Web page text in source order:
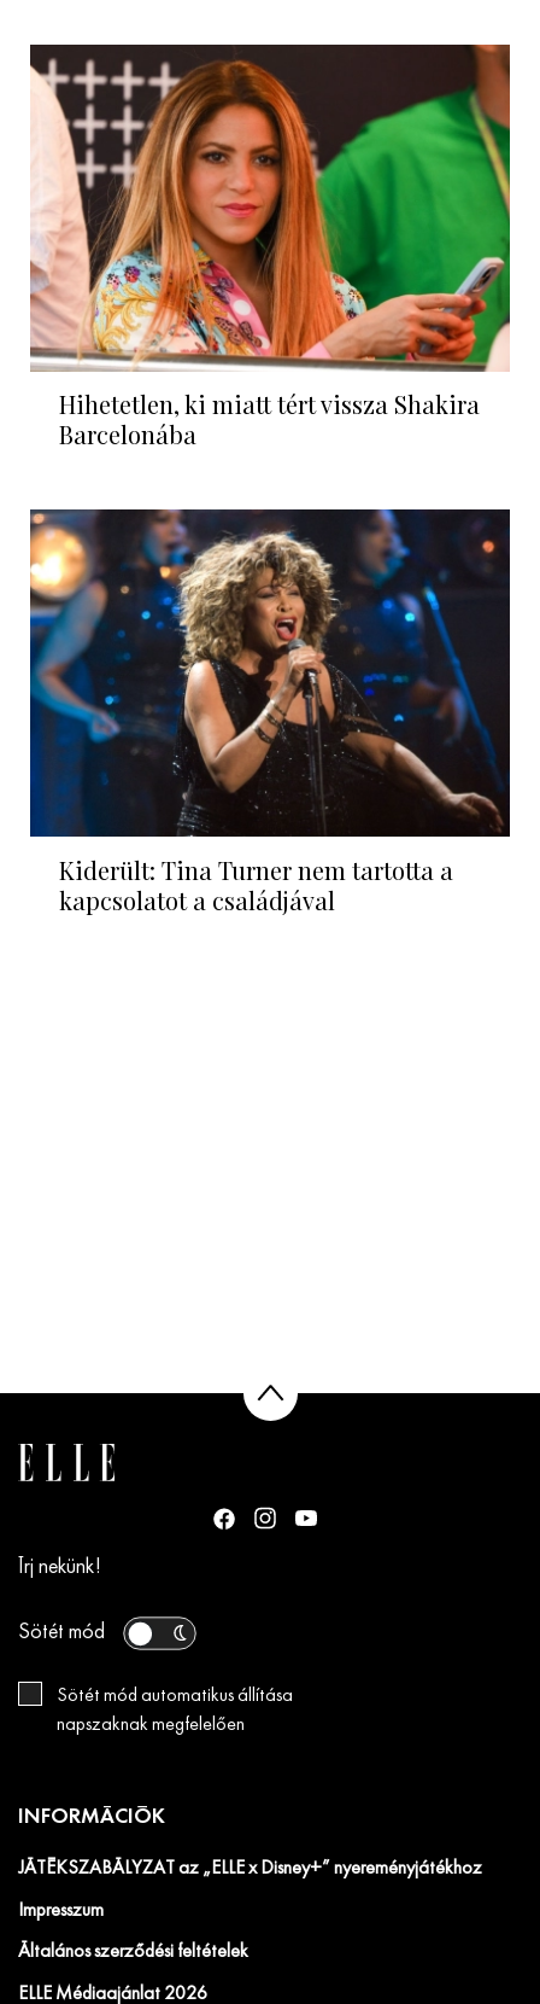
Hihetetlen, ki miatt tért vissza Shakira
Barcelonába
Kiderült: Tina Turner nem tartotta a
kapcsolatot a családjával
Írj nekünk!
Sötét mód
Sötét mód automatikus állítása
napszaknak megfelelően
INFORMÁCIÓK
JÁTÉKSZABÁLYZAT az „ELLE x Disney+” nyereményjátékhoz
Impresszum
Általános szerződési feltételek
ELLE Médiaajánlat 2026